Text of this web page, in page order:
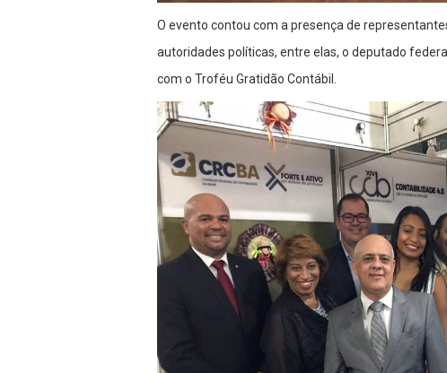
O evento contou com a presença de
autoridades políticas, entre elas, o deputado
com o Troféu Gratidão Contábil.